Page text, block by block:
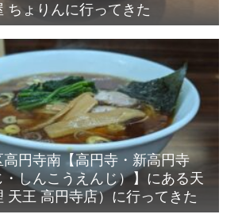
ちょりんに行ってきた
円寺南【高円寺・新高円寺
・しんこうえんじ）】にある天
天王 高円寺店）に行ってきた